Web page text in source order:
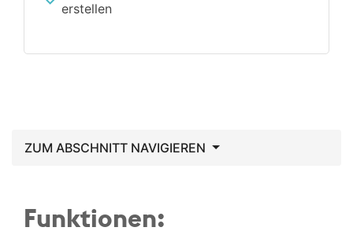
erstellen
ZUM ABSCHNITT NAVIGIEREN
Funktionen: